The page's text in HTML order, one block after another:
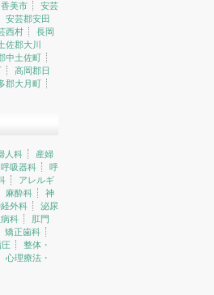
香美市
安芸
安芸郡安田
西村
長岡
佐郡大川
中土佐町
高岡郡日
郡大月町
人科
産婦
呼吸器科
呼
アレルギ
麻酔科
神
外科
泌尿
科
肛門
矯正歯科
圧
整体・
心理療法・